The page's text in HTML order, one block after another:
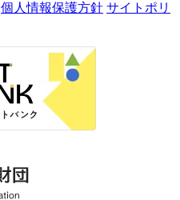
個人情報保護方針 サイトポリ